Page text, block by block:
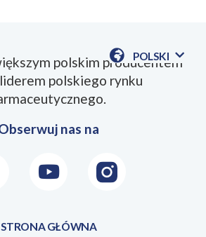
POLSKI
POKAŻ
polskim producentem
polskiego rynku
nas na
LinkedInYoutubeInstagram
STRONA GŁÓWNA